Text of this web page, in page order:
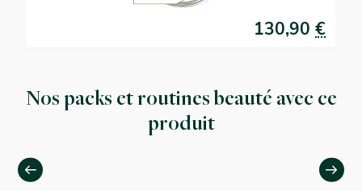
130,90€
Nos packs et routines beauté avec ce
produit